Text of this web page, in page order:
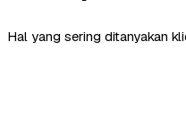
Hal yang sering ditanyakan